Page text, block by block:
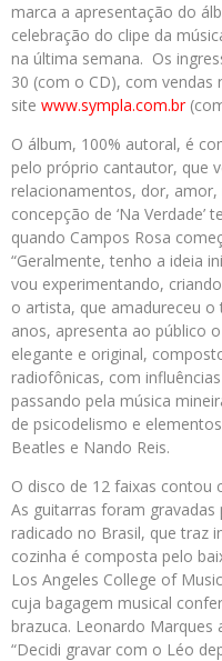
marca a apresentação do
celebração do clipe da
na última semana. Os
30 (com o CD), com
site www.sympla.com.br
O álbum, 100% autoral, é
pelo próprio cantautor, que
relacionamentos, dor,
concepção de ‘Na Verdade’
quando Campos Rosa
“Geralmente, tenho a ideia
vou experimentando,
o artista, que amadureceu
anos, apresenta ao público
elegante e original,
radiofônicas, com
passando pela música
de psicodelismo e
Beatles e Nando Reis.
O disco de 12 faixas
As guitarras foram
radicado no Brasil, que traz
cozinha é composta pelo
Los Angeles College of
cuja bagagem musical
brazuca. Leonardo
“Decidi gravar com o Léo